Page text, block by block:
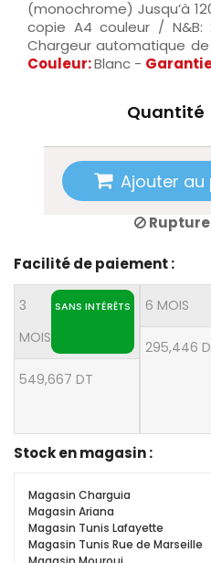
(monochrome) Jusqu’à
copie A4 couleur /
Chargeur automatique
Couleur:Blanc -
Quantité
Ajouter au
Facilité de paiement :
3
MOIS
SANS INTÉRÊTS
549,667 DT
6 MOIS
295,446
Stock en magasin :
Magasin Charguia
Magasin Ariana
Magasin Tunis Lafayette
Magasin Tunis Rue de Marseille